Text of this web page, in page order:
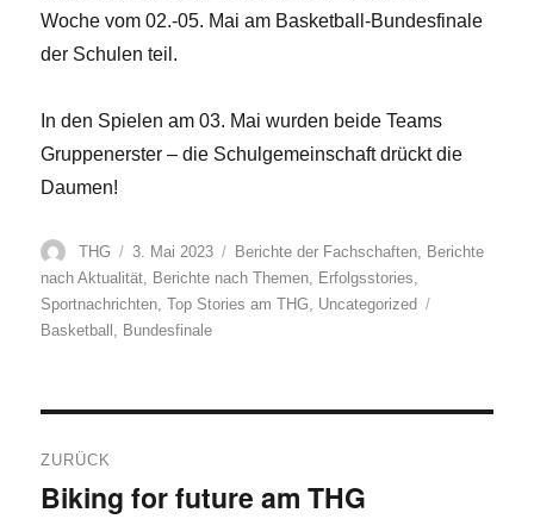
Woche vom 02.-05. Mai am Basketball-Bundesfinale
der Schulen teil.
In den Spielen am 03. Mai wurden beide Teams
Gruppenerster – die Schulgemeinschaft drückt die
Daumen!
Autor
THG
Veröffentlicht
am
3. Mai 2023 Kategorien
Berichte der Fachschaften, Berichte
nach Aktualität, Berichte nach Themen, Erfolgsstories,
Sportnachrichten,Top Stories am THG, Uncategorized
Basketball , Bundesfinale
ZURÜCK
Vorheriger
Biking for future am THG